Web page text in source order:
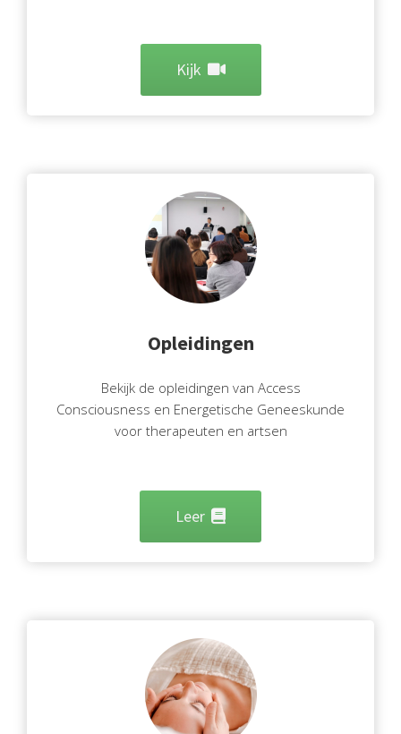
Kijk
Opleidingen
Bekijk de opleidingen van Access
Consciousness en Energetische Geneeskunde
voor therapeuten en artsen
Leer